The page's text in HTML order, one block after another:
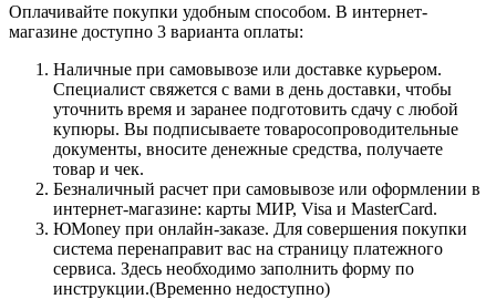
Оплачивайте покупки удобным способом. В интернет-
магазине доступно 3 варианта оплаты:
Наличные при самовывозе или доставке курьером.
Специалист свяжется с вами в день доставки, чтобы
уточнить время и заранее подготовить сдачу с любой
купюры. Вы подписываете товаросопроводительные
документы, вносите денежные средства, получаете
товар и чек.
Безналичный расчет при самовывозе или оформлении в
интернет-магазине: карты МИР, Visa и MasterCard.
ЮMoney при онлайн-заказе. Для совершения покупки
система перенаправит вас на страницу платежного
сервиса. Здесь необходимо заполнить форму по
инструкции.(Временно недоступно)